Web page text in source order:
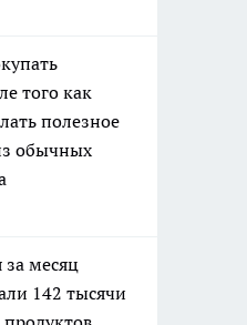
того как
полезное
обычных
месяц
142 тысячи